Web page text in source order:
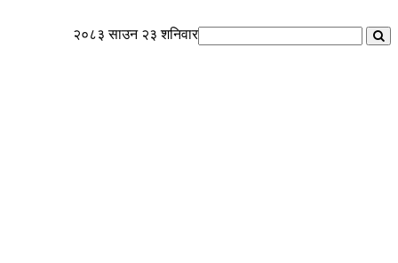
२०८३ साउन २३ शनिवार